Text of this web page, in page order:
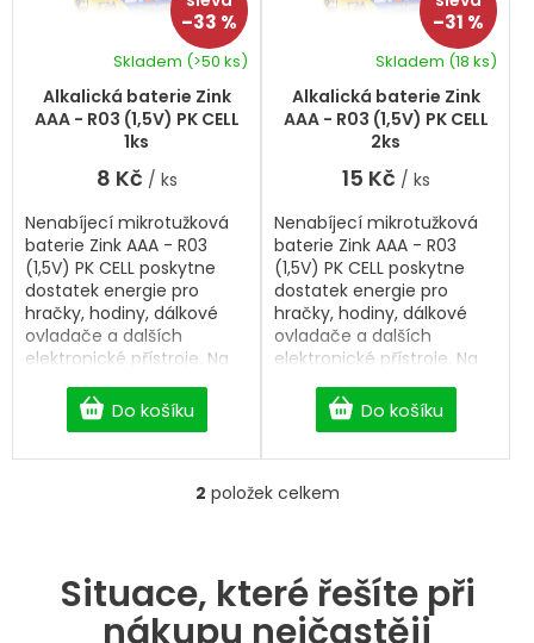
–33 %
Alkalická baterie Zink
AAA - R03 (1,5V) PK CELL
1ks
Skladem (>50 ks)
8 Kč / ks
Do košíku
Nenabíjecí mikrotužková
baterie Zink AAA - R03
(1,5V) PK CELL poskytne
dostatek energie pro
hračky, hodiny, dálkové
ovladače a dalších
elektronické přístroje. Na
s dopravou zdarma od 2
500 Kč. Heavy Duty R03 AA
–31 %
Alkalická baterie Zink
AAA - R03 (1,5V) PK CELL
2ks
Skladem (18 ks)
15 Kč / ks
Do košíku
Nenabíjecí mikrotužková
baterie Zink AAA - R03
(1,5V) PK CELL poskytne
dostatek energie pro
hračky, hodiny, dálkové
ovladače a dalších
elektronické přístroje. Na
s dopravou zdarma od 2
500 Kč. Heavy Duty R03
O
d
a
2 položek celkem
Situace, které řešíte při
nákupu nejčastěji